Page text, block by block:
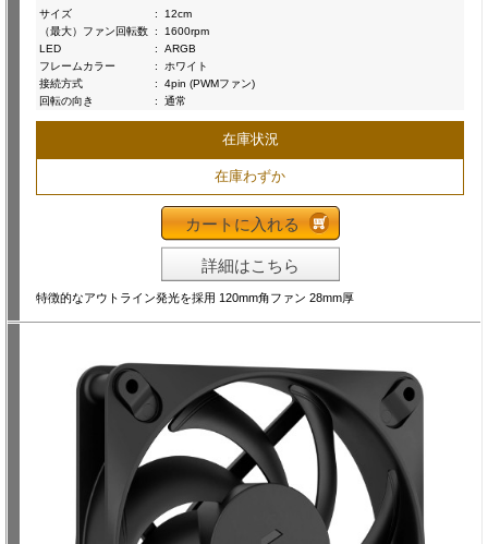
サイズ
:
12cm
（最大）ファン回転数 :
1600rpm
LED
:
ARGB
フレームカラー
:
ホワイト
接続方式
:
4pin (PWMファン)
回転の向き
: 通常
在庫状況
在庫わずか
カートに入れる
詳細はこちら
特徴的なアウトライン発光を採用 120mm角ファン 28mm厚